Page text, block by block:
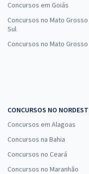
Concursos em Goiás
Concursos no Mato
Sul
Concursos no Mato Grosso
CONCURSOS NO
Concursos em Alagoas
Concursos na Bahia
Concursos no Ceará
Concursos no Maranhão